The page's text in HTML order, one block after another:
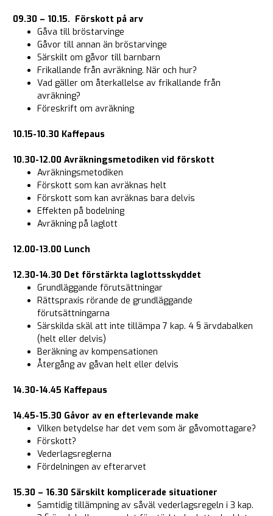
09.30 – 10.15. Förskott på arv
Gåva till bröstarvinge
Gåvor till annan än bröstarvinge
Särskilt om gåvor till barnbarn
Frikallande från avräkning. När och hur?
Vad gäller om återkallelse av frikallande från
avräkning?
Föreskrift om avräkning
10.15-10.30 Kaffepaus
10.30-12.00 Avräkningsmetodiken vid förskott
Avräkningsmetodiken
Förskott som kan avräknas helt
Förskott som kan avräknas bara delvis
Effekten på bodelning
Avräkning på laglott
12.00-13.00 Lunch
12.30-14.30 Det förstärkta laglottsskyddet
Grundläggande förutsättningar
Rättspraxis rörande de grundläggande
förutsättningarna
Särskilda skäl att inte tillämpa 7 kap. 4 § ärvdabalken
(helt eller delvis)
Beräkning av kompensationen
Återgång av gåvan helt eller delvis
14.30-14.45 Kaffepaus
14.45-15.30 Gåvor av en efterlevande make
Vilken betydelse har det vem som är gåvomottagare?
Förskott?
Vederlagsreglerna
Fördelningen av efterarvet
15.30 – 16.30 Särskilt komplicerade situationer
Samtidig tillämpning av såväl vederlagsregeln i 3 kap.